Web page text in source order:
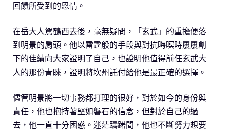
回饋所受到的恩情。
在岳大人駕鶴西去後，毫無疑問，「玄武」的重擔便落
到明景的肩頭。他以雷霆般的手段與對抗晦暝時屢屢創
下的佳績向大家證明了自己，也證明他值得前任玄武大
人的那份青睞，證明將坎州託付給他是最正確的選擇。
儘管明景將一切事務都打理的很好，對於如今的身份與
責任，他也抱持著堅如磐石的信念，但對於自己的過
去，他一直十分困惑。迷茫躊躇間，他也不斷努力想要